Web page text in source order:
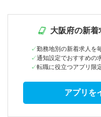
大阪府の新
勤務地別の新着求人を
通知設定でおすすめの
転職に役立つアプリ限
アプリを